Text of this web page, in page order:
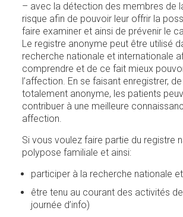
– avec la détection des membres de
risque afin de pouvoir leur offrir la
faire examiner et ainsi de prévenir le
Le registre anonyme peut être utilisé
recherche nationale et internationale
comprendre et de ce fait mieux
l’affection. En se faisant enregistrer,
totalement anonyme, les patients
contribuer à une meilleure
affection.
Si vous voulez faire partie du registre
polypose familiale et ainsi:
participer à la recherche nationale
être tenu au courant des activités de
journée d’info)